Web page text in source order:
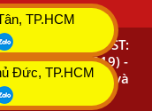
AN THÁI - MST:
ngày 05/03/2019) -
xem Chính sách và
TP.HCM
Đức, TP.HCM